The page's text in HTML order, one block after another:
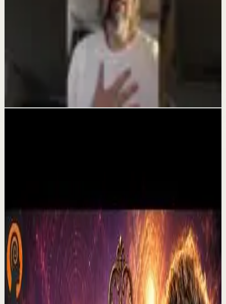
Universo muéstrame
Mantra para ATRAER
Por qué dejan de creer en mi | Por el Placer
de Vivir con César Lozano
CCésar Lozano
6 ago
No te olvides de darle ME GUSTA a este video y sigue mi
canal para que no te pierdas ninguno de mis estrenos. Si
ya me sigues recuerda activar la c...